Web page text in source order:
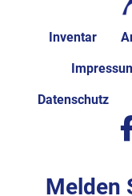
Inventar
Datenschutz
Melden